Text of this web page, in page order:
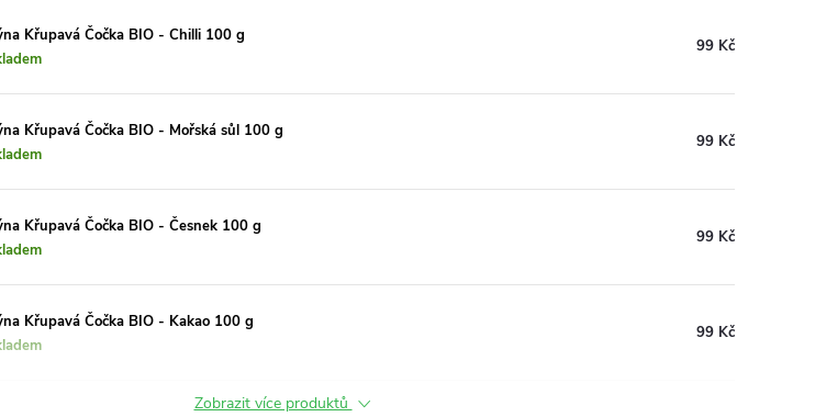
Křupavá Čočka BIO - Chilli 100 g
99 Kč
Křupavá Čočka BIO - Mořská sůl 100 g
99 Kč
Křupavá Čočka BIO - Česnek 100 g
99 Kč
Křupavá Čočka BIO - Kakao 100 g
99 Kč
Zobrazit více produktů